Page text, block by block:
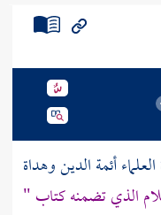
أئمة الدين وهداة
الذي تضمنه كتاب "